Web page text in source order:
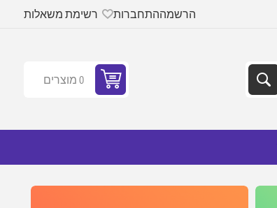
הרשמההתחברות רשימת משאלות
0 מוצרים